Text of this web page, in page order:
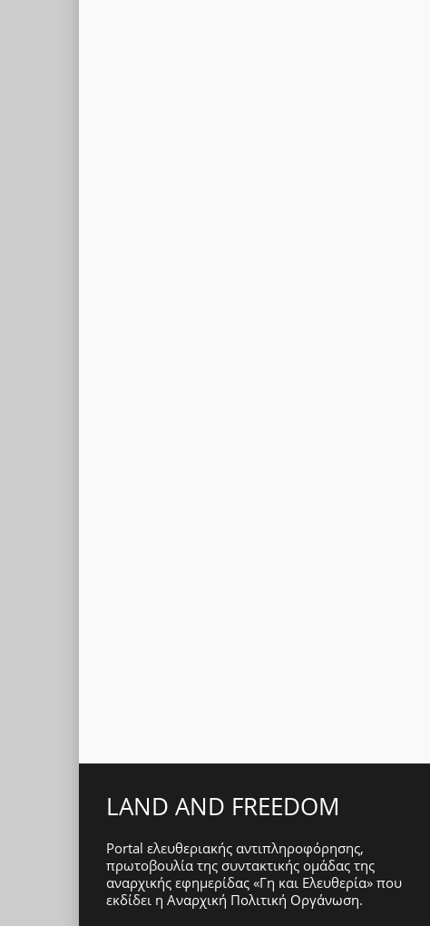
LAND AND FREEDOM
Portal ελευθεριακής αντιπληροφόρησης,
πρωτοβουλία της συντακτικής ομάδας της
αναρχικής εφημερίδας «Γη και Ελευθερία» που
εκδίδει η Αναρχική Πολιτική Οργάνωση.